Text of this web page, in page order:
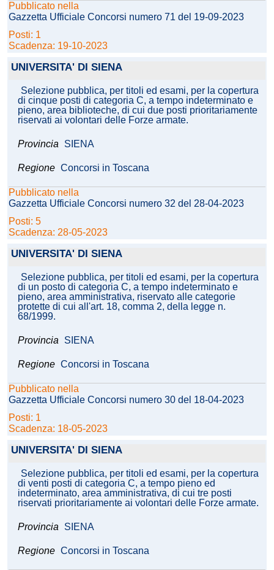
Pubblicato nella
Gazzetta Ufficiale Concorsi numero 71 del 19-09-2023
Posti: 1
Scadenza: 19-10-2023
UNIVERSITA' DI SIENA
Selezione pubblica, per titoli ed esami, per la copertura
di cinque posti di categoria C, a tempo indeterminato e
pieno, area biblioteche, di cui due posti prioritariamente
riservati ai volontari delle Forze armate.
Provincia SIENA
Regione Concorsi in Toscana
Pubblicato nella
Gazzetta Ufficiale Concorsi numero 32 del 28-04-2023
Posti: 5
Scadenza: 28-05-2023
UNIVERSITA' DI SIENA
Selezione pubblica, per titoli ed esami, per la copertura
di un posto di categoria C, a tempo indeterminato e
pieno, area amministrativa, riservato alle categorie
protette di cui all'art. 18, comma 2, della legge n.
68/1999.
Provincia SIENA
Regione Concorsi in Toscana
Pubblicato nella
Gazzetta Ufficiale Concorsi numero 30 del 18-04-2023
Posti: 1
Scadenza: 18-05-2023
UNIVERSITA' DI SIENA
Selezione pubblica, per titoli ed esami, per la copertura
di venti posti di categoria C, a tempo pieno ed
indeterminato, area amministrativa, di cui tre posti
riservati prioritariamente ai volontari delle Forze armate.
Provincia SIENA
Regione Concorsi in Toscana